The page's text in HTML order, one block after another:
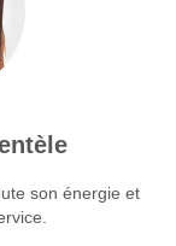
son énergie et